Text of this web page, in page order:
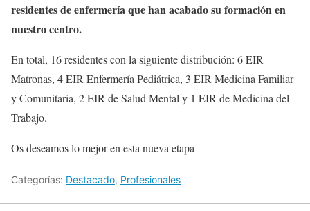
residentes de enfermería que han acabado su formación en
nuestro centro.
En total, 16 residentes con la siguiente distribución: 6 EIR
Matronas, 4 EIR Enfermería Pediátrica, 3 EIR Medicina Familiar
y Comunitaria, 2 EIR de Salud Mental y 1 EIR de Medicina del
Trabajo.
Os deseamos lo mejor en esta nueva etapa
Categorías: Destacado, Profesionales